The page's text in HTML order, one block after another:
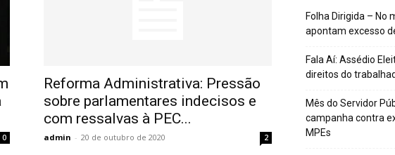
0
Reforma Administrativa: Pressão
sobre parlamentares indecisos e
com ressalvas à PEC...
admin - 20 de outubro de 2020 2
Folha Dirigida – No
apontam excesso
Fala Aí: Assédio
direitos do
Mês do Servidor
campanha contra
MPEs